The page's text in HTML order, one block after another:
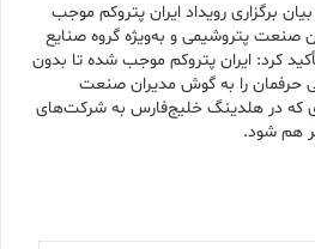
برگزاری رویداد ایران پتروکم موجب
صنعت پتروشیمی و به‌ویژه گروه صنایع
کرد: ایران پتروکم موجب شده تا بدون
حرفمان را به گوش مدیران صنعت
که در هلدینگ خلیج‌فارس به شرکت‌های
هم شود.